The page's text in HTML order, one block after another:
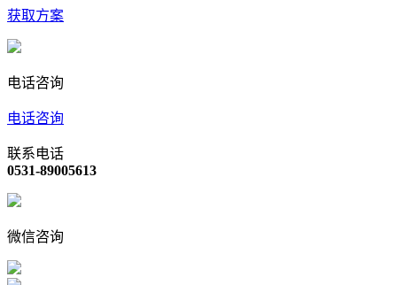
获取方案
电话咨询
电话咨询
联系电话
0531-89005613
微信咨询